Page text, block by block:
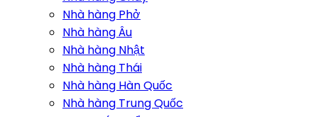
Nhà hàng Phở
Nhà hàng Âu
Nhà hàng Nhật
Nhà hàng Thái
Nhà hàng Hàn Quốc
Nhà hàng Trung Quốc